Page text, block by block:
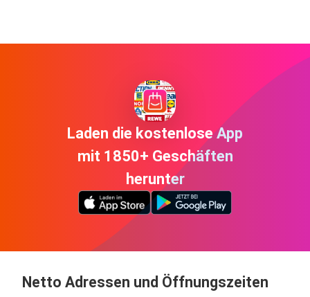
Laden die kostenlose App
mit 1850+ Geschäften
herunter
Netto Adressen und Öffnungszeiten